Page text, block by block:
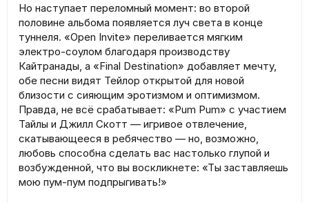
Но наступает переломный момент: во второй
половине альбома появляется луч света в конце
туннеля. «Open Invite» переливается мягким
электро-соулом благодаря производству
Кайтранады, а «Final Destination» добавляет мечту,
обе песни видят Тейлор открытой для новой
близости с сияющим эротизмом и оптимизмом.
Правда, не всё срабатывает: «Pum Pum» с участием
Тайлы и Джилл Скотт — игривое отвлечение,
скатывающееся в ребячество — но, возможно,
любовь способна сделать вас настолько глупой и
возбужденной, что вы воскликнете: «Ты заставляешь
мою пум-пум подпрыгивать!»